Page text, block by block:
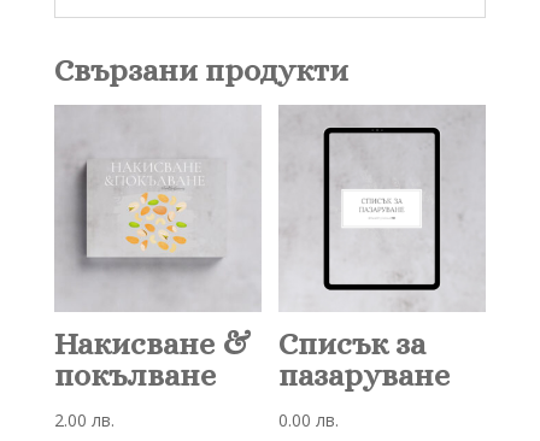
Свързани продукти
Накисване &
покълване
2.00 лв.
Списък за
пазаруване
0.00лв.